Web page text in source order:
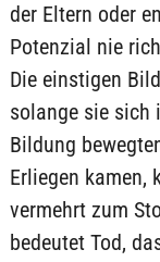
der Eltern oder
Potenzial nie
Die einstigen
solange sie sich
Bildung
Erliegen kamen,
vermehrt zum
bedeutet Tod,